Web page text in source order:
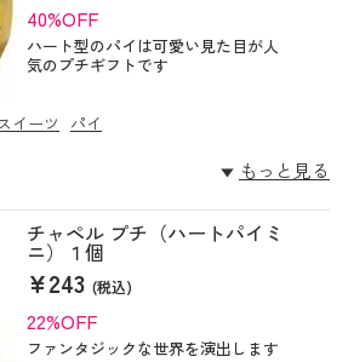
40%OFF
ハート型のパイは可愛い見た目が人
気のプチギフトです
イーツ パイ
もっと見る
チャペル プチ（ハートパイミ
ニ）１個
¥243(税込)
22%OFF
ファンタジックな世界を演出します